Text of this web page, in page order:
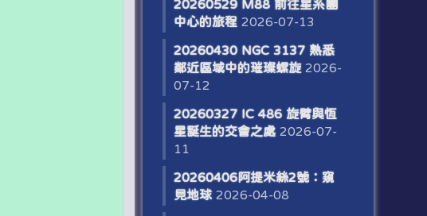
20260529 M88 前往星系團
中心的旅程 2026-07-13
20260430 NGC 3137 熟悉
鄰近區域中的璀璨螺旋 2026-
07-12
20260327 IC 486 旋臂與恆
星誕生的交會之處 2026-07-
11
20260406阿提米絲2號：窺
見地球 2026-04-08